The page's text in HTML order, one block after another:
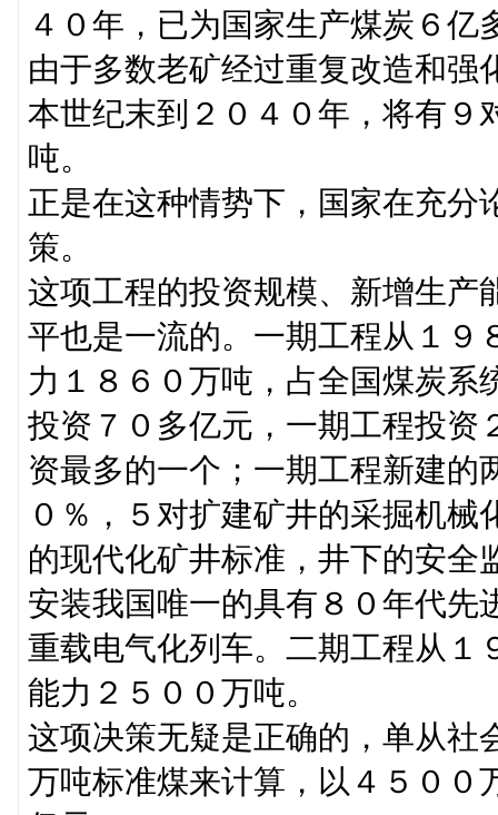
４０年，已为国家生产煤炭６
由于多数老矿经过重复改造和强
本世纪末到２０４０年，将有９
吨。
正是在这种情势下，国家在充分
策。
这项工程的投资规模、新增生产
平也是一流的。一期工程从１９
力１８６０万吨，占全国煤炭系
投资７０多亿元，一期工程投资
资最多的一个；一期工程新建的
０％，５对扩建矿井的采掘机
的现代化矿井标准，井下的安全
安装我国唯一的具有８０年代先
重载电气化列车。二期工程从１
能力２５００万吨。
这项决策无疑是正确的，单从社
万吨标准煤来计算，以４５００